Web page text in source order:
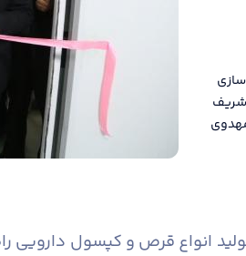
شریف
شده و با هدف تولید انواع قرص و